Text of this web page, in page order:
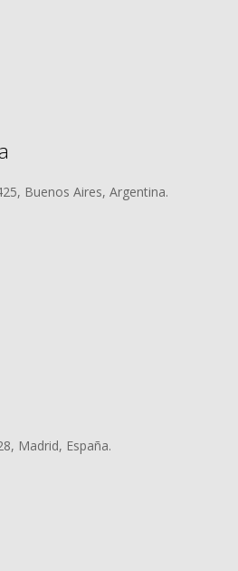
Buenos Aires, Argentina.
Madrid, España.